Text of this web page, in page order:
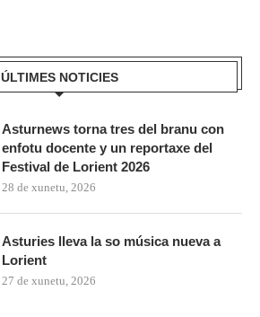
ÚLTIMES NOTICIES
Asturnews torna tres del branu con
enfotu docente y un reportaxe del
Festival de Lorient 2026
28 de xunetu, 2026
Asturies lleva la so música nueva a
Lorient
27 de xunetu, 2026